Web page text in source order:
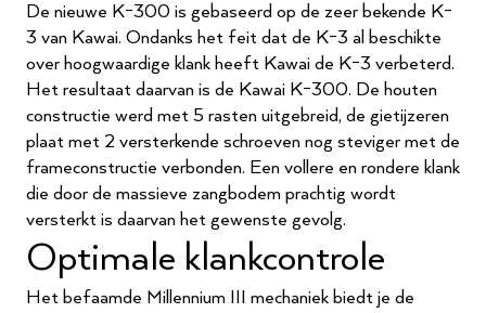
De nieuwe K-300 is gebaseerd op de zeer bekende K-
3 van Kawai. Ondanks het feit dat de K-3 al beschikte
over hoogwaardige klank heeft Kawai de K-3 verbeterd.
Het resultaat daarvan is de Kawai K-300. De houten
constructie werd met 5 rasten uitgebreid, de gietijzeren
plaat met 2 versterkende schroeven nog steviger met de
frameconstructie verbonden. Een vollere en rondere klank
die door de massieve zangbodem prachtig wordt
versterkt is daarvan het gewenste gevolg.
Optimale klankcontrole
Het befaamde Millennium III mechaniek biedt je de